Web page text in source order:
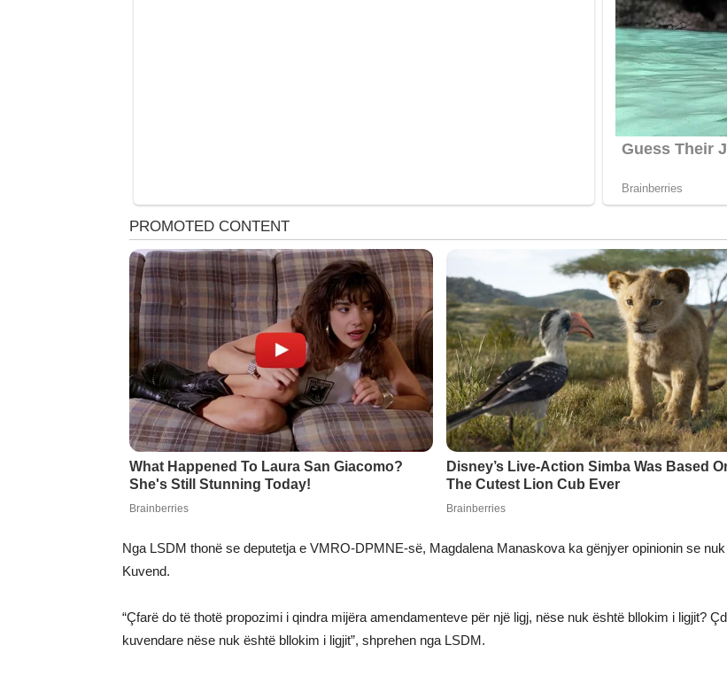
Nga LSDM thonë se deputetja e VMRO-DPMNE-së, Magdalena Manaskova ka gënjyer opinionin se
Kuvend.
“Çfarë do të thotë propozimi i qindra mijëra amendamenteve për një ligj, nëse nuk është bllokim i ligjit?
kuvendare nëse nuk është bllokim i ligjit”, shprehen nga LSDM.